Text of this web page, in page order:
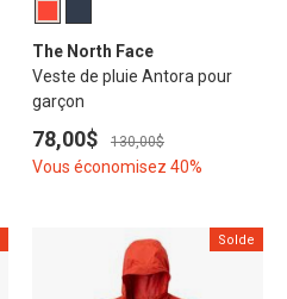
The North Face
Veste de pluie Antora pour
garçon
78,00$ 130,00$
Vous économisez 40%
Solde